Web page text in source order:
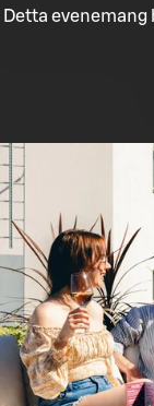
Detta evenemang